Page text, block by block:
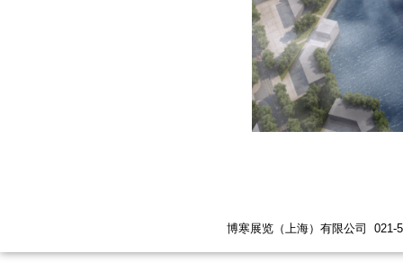
博寒展览（上海）有限公司 021-5447 6198